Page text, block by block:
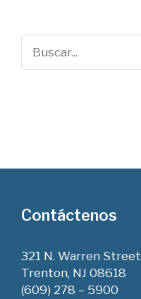
Contáctenos
321 N. Warren Street
Trenton, NJ 08618
(609) 278 – 5900